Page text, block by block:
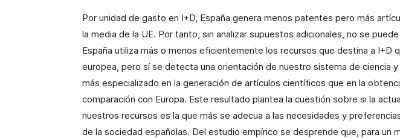
Por unidad de gasto en I+D, España genera menos patentes pero más
la media de la UE. Por tanto, sin analizar supuestos adicionales, no se
España utiliza más o menos eficientemente los recursos que destina a I+D
europea, pero sí se detecta una orientación de nuestro sistema de ciencia
más especializado en la generación de artículos científicos que en la
comparación con Europa. Este resultado plantea la cuestión sobre si la
nuestros recursos es la que más se adecua a las necesidades y
de la sociedad españolas. Del estudio empírico se desprende que, para un